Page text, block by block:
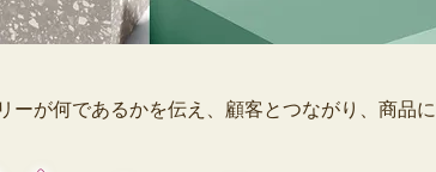
ーが何であるかを伝え、顧客とつながり、商品に